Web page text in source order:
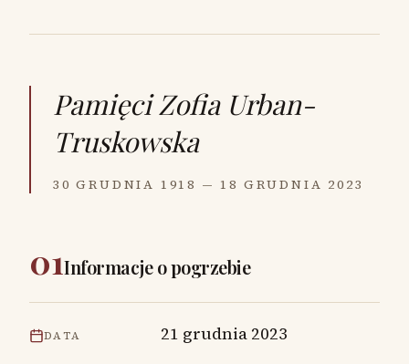
Pamięci Zofia Urban-
Truskowska
30 GRUDNIA 1918 — 18 GRUDNIA 2023
01Informacje o pogrzebie
DATA 21 grudnia 2023